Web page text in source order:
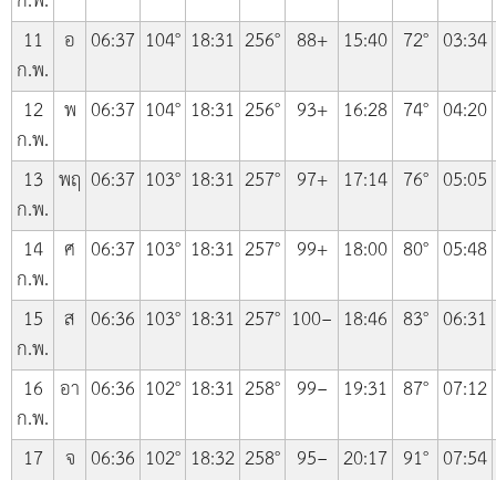
11
ก.พ.
อ 06:37 104° 18:31 256° 88+ 15:40 72° 03:34
12
ก.พ.
พ 06:37 104° 18:31 256° 93+ 16:28 74° 04:20
13
ก.พ.
พฤ 06:37 103° 18:31 257° 97+ 17:14 76° 05:05
14
ก.พ.
ศ 06:37 103° 18:31 257° 99+ 18:00 80° 05:48
15
ก.พ.
ส 06:36 103° 18:31 257° 100− 18:46 83° 06:31
16
ก.พ.
อา 06:36 102° 18:31 258° 99− 19:31 87° 07:12
17
จ 06:36 102° 18:32 258° 95− 20:17 91° 07:54